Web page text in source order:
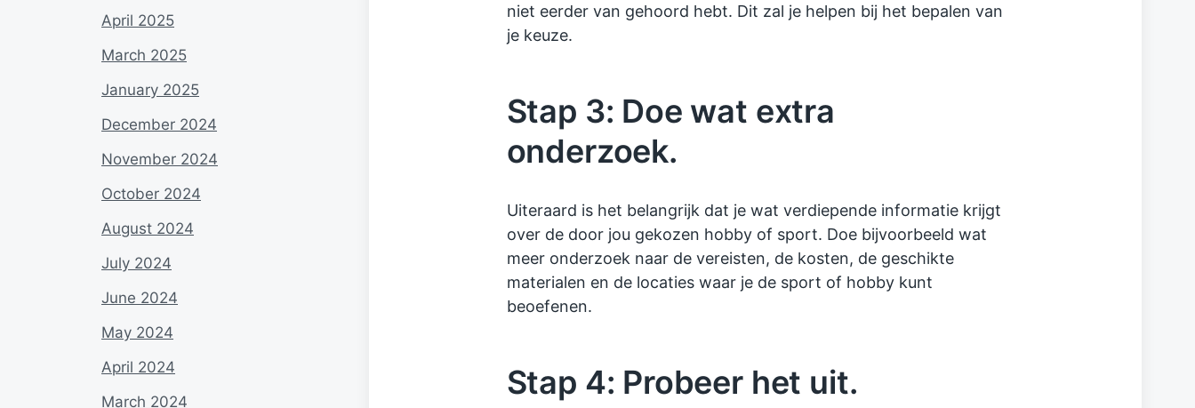
April 2025
March 2025
January 2025
December 2024
November 2024
October 2024
August 2024
July 2024
June 2024
May 2024
April 2024
March 2024
niet eerder van gehoord hebt. Dit zal je helpen bij het bepalen van
je keuze.
Stap 3: Doe wat extra
onderzoek.
Uiteraard is het belangrijk dat je wat verdiepende informatie krijgt
over de door jou gekozen hobby of sport. Doe bijvoorbeeld wat
meer onderzoek naar de vereisten, de kosten, de geschikte
materialen en de locaties waar je de sport of hobby kunt
beoefenen.
Stap 4: Probeer het uit.